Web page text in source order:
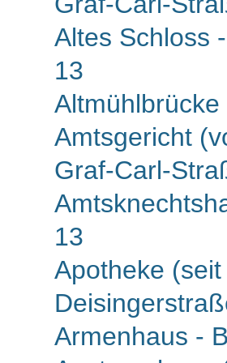
Altes Schloss
13
Altmühlbrücke
Amtsgericht
Graf-Carl-
13
Apotheke
Armenhaus -